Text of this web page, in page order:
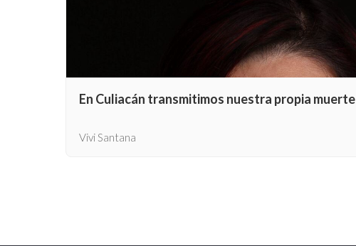
En Culiacán transmitimos nuestra propia muerte
Vivi Santana